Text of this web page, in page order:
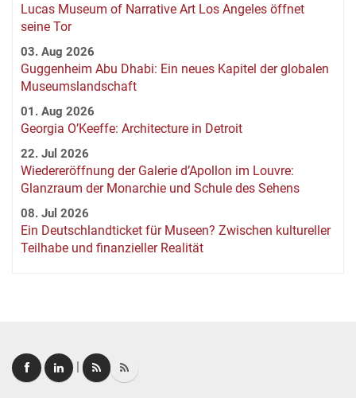
Lucas Museum of Narrative Art Los Angeles öffnet
seine Tor
03. Aug 2026
Guggenheim Abu Dhabi: Ein neues Kapitel der globalen
Museumslandschaft
01. Aug 2026
Georgia O’Keeffe: Architecture in Detroit
22. Jul 2026
Wiedereröffnung der Galerie d’Apollon im Louvre:
Glanzraum der Monarchie und Schule des Sehens
08. Jul 2026
Ein Deutschlandticket für Museen? Zwischen kultureller
Teilhabe und finanzieller Realität
|